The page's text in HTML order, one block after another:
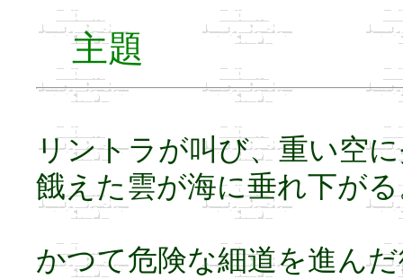
主題
リントラが叫び、重い空
餓えた雲が海に垂れ下が
かつて危険な細道を進ん